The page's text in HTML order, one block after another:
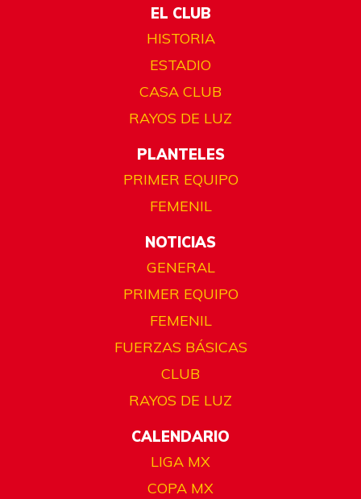
EL CLUB
HISTORIA
ESTADIO
CASA CLUB
RAYOS DE LUZ
PLANTELES
PRIMER EQUIPO
FEMENIL
NOTICIAS
GENERAL
PRIMER EQUIPO
FEMENIL
FUERZAS BÁSICAS
CLUB
RAYOS DE LUZ
CALENDARIO
LIGA MX
COPA MX